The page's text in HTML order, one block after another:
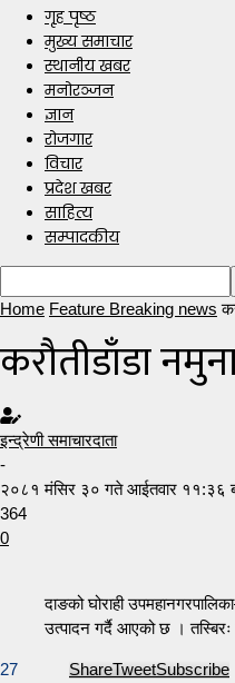
गृह पृष्ठ
मुख्य समाचार
स्थानीय खबर
मनोरञ्जन
ज्ञान
रोजगार
विचार
प्रदेश खबर
साहित्य
सम्पादकीय
Home Feature Breaking news
करौतीडाँडा
इन्द्रेणी समाचारदाता
-
२०८१ मंसिर ३० गते आईतवार ११:३६
364
0
दाङको घोराही
उत्पादन गर्दै आएको छ ।
27
ShareTweetSubscribe